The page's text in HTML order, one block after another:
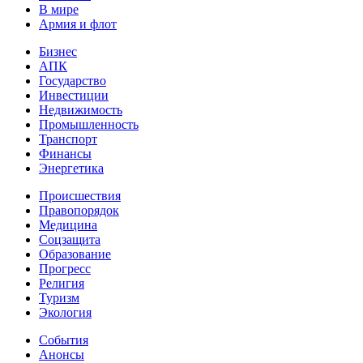
В мире
Армия и флот
Бизнес
АПК
Государство
Инвестиции
Недвижимость
Промышленность
Транспорт
Финансы
Энергетика
Происшествия
Правопорядок
Медицина
Соцзащита
Образование
Прогресс
Религия
Туризм
Экология
События
Анонсы